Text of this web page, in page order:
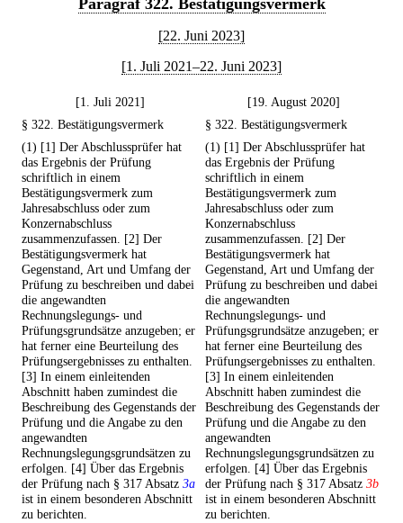
Paragraf 322. Bestätigungsvermerk
[22. Juni 2023]
[1. Juli 2021–22. Juni 2023]
[1. Juli 2021]
[19. August 2020]
§ 322. Bestätigungsvermerk
§ 322. Bestätigungsvermerk
(1) [1] Der Abschlussprüfer hat
das Ergebnis der Prüfung
schriftlich in einem
Bestätigungsvermerk zum
Jahresabschluss oder zum
Konzernabschluss
zusammenzufassen. [2] Der
Bestätigungsvermerk hat
Gegenstand, Art und Umfang der
Prüfung zu beschreiben und dabei
die angewandten
Rechnungslegungs- und
Prüfungsgrundsätze anzugeben; er
hat ferner eine Beurteilung des
Prüfungsergebnisses zu enthalten.
[3] In einem einleitenden
Abschnitt haben zumindest die
Beschreibung des Gegenstands der
Prüfung und die Angabe zu den
angewandten
Rechnungslegungsgrundsätzen zu
erfolgen. [4] Über das Ergebnis
der Prüfung nach § 317 Absatz 3a
ist in einem besonderen Abschnitt
zu berichten.
(1) [1] Der Abschlussprüfer hat
das Ergebnis der Prüfung
schriftlich in einem
Bestätigungsvermerk zum
Jahresabschluss oder zum
Konzernabschluss
zusammenzufassen. [2] Der
Bestätigungsvermerk hat
Gegenstand, Art und Umfang der
Prüfung zu beschreiben und dabei
die angewandten
Rechnungslegungs- und
Prüfungsgrundsätze anzugeben; er
hat ferner eine Beurteilung des
Prüfungsergebnisses zu enthalten.
[3] In einem einleitenden
Abschnitt haben zumindest die
Beschreibung des Gegenstands der
Prüfung und die Angabe zu den
angewandten
Rechnungslegungsgrundsätzen zu
erfolgen. [4] Über das Ergebnis
der Prüfung nach § 317 Absatz 3b
ist in einem besonderen Abschnitt
zu berichten.